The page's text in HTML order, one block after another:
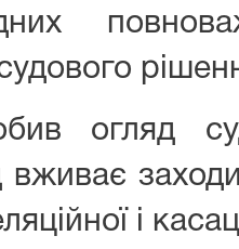
огляд
вживає
і